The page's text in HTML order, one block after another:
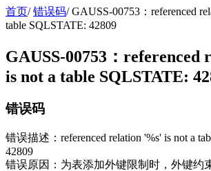
首页/错误码/GAUSS-00753：referenced
table SQLSTATE: 42809
GAUSS-00753：referenced
is not a table SQLSTATE:
错误码
错误描述：referenced relation '%s' is not a
42809
错误原因：为表添加外键限制时，外键约